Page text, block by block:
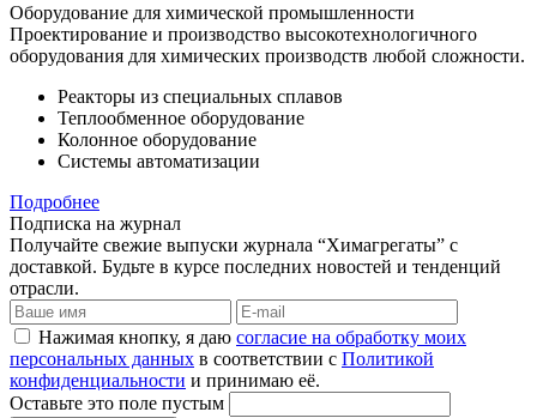
Оборудование для химической промышленности
Проектирование и производство высокотехнологичного
оборудования для химических производств любой сложности.
Реакторы из специальных сплавов
Теплообменное оборудование
Колонное оборудование
Системы автоматизации
Подробнее
Подписка на журнал
Получайте свежие выпуски журнала “Химагрегаты” с
доставкой. Будьте в курсе последних новостей и тенденций
отрасли.
Нажимая кнопку, я даю согласие на обработку моих
персональных данных в соответствии с Политикой
конфиденциальности и принимаю её.
Оставьте это поле пустым